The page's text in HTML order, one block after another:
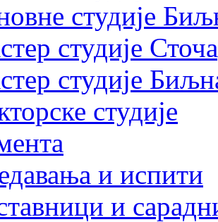
студије
студије
студије
студије
и испити
и